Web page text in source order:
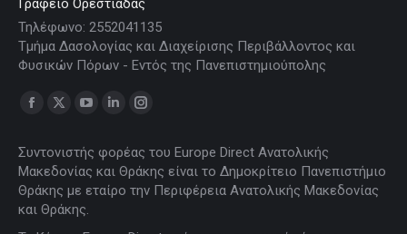
Γραφείο Ορεστιάδας
Τηλέφωνο: 2552041135
Τμήμα Δασολογίας και Διαχείρισης Περιβάλλοντος και
Φυσικών Πόρων - Εντός της Πανεπιστημιούπολης
Find us on:
Facebook
opens
in
new
X
opens
new
YouTube
opens
in
new
Linkedin
opens
Instagram
opens
Συντονιστής φορέας του Europe Direct Ανατολικής
Μακεδονίας και Θράκης είναι το Δημοκρίτειο Πανεπιστήμιο
Θράκης με εταίρο την Περιφέρεια Ανατολικής Μακεδονίας
και Θράκης.